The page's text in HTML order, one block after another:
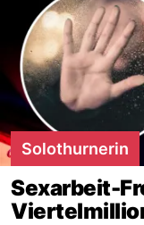
Solothurnerin
Sexarbeit-